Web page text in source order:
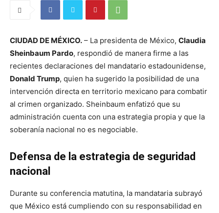
CIUDAD DE MÉXICO. – La presidenta de México, Claudia
Sheinbaum Pardo, respondió de manera firme a las
recientes declaraciones del mandatario estadounidense,
Donald Trump, quien ha sugerido la posibilidad de una
intervención directa en territorio mexicano para combatir
al crimen organizado. Sheinbaum enfatizó que su
administración cuenta con una estrategia propia y que la
soberanía nacional no es negociable.
Defensa de la estrategia de seguridad
nacional
Durante su conferencia matutina, la mandataria subrayó
que México está cumpliendo con su responsabilidad en